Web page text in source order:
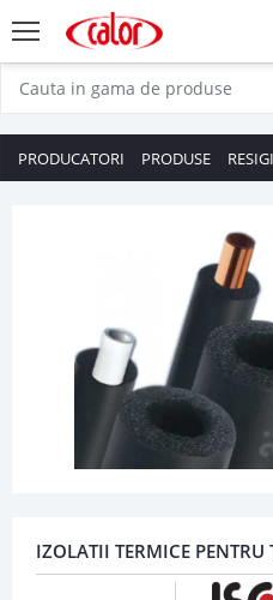
PRODUCATORI PRODUSE
IZOLATII TERMICE PENTRU